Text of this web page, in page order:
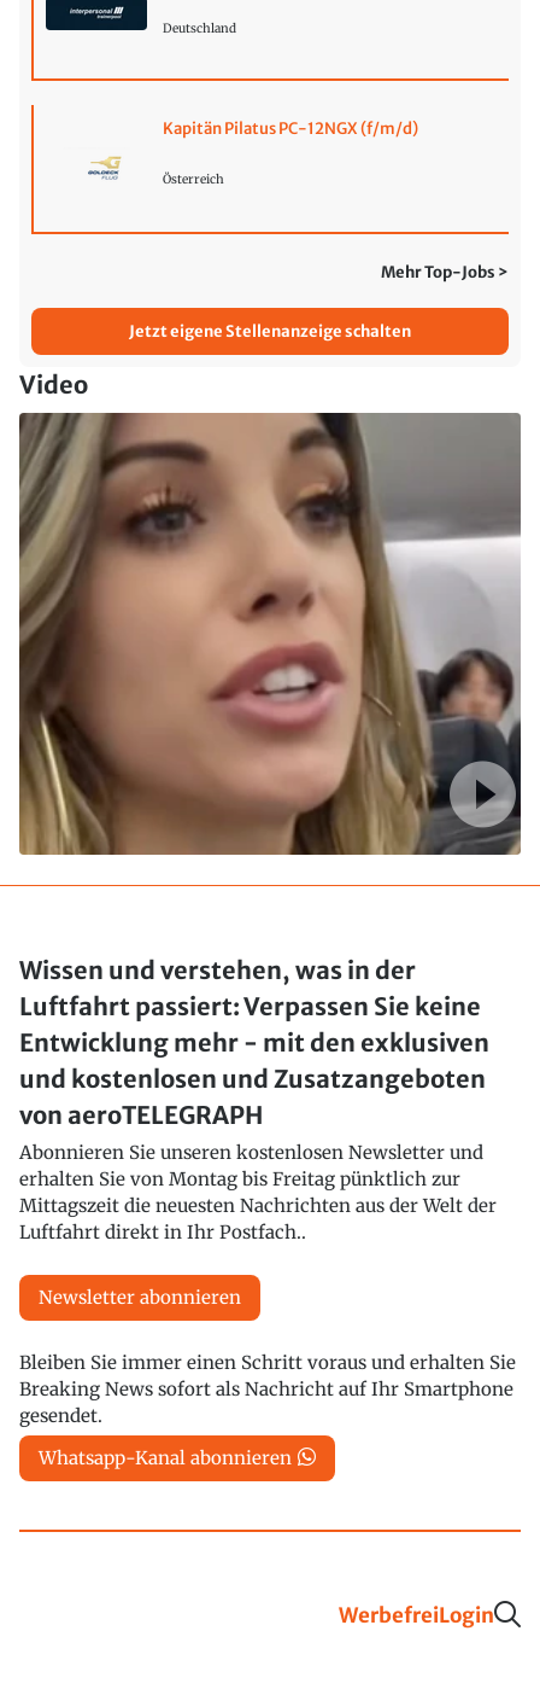
Deutschland
Kapitän Pilatus PC-12NGX (f/m/d)
Österreich
Mehr Top-Jobs >
Jetzt eigene Stellenanzeige schalten
Video
Wissen und verstehen, was in der
Luftfahrt passiert: Verpassen Sie keine
Entwicklung mehr - mit den exklusiven
und kostenlosen und Zusatzangeboten
von aeroTELEGRAPH
Abonnieren Sie unseren kostenlosen Newsletter und
erhalten Sie von Montag bis Freitag pünktlich zur
Mittagszeit die neuesten Nachrichten aus der Welt der
Luftfahrt direkt in Ihr Postfach..
Newsletter abonnieren
Bleiben Sie immer einen Schritt voraus und erhalten Sie
Breaking News sofort als Nachricht auf Ihr Smartphone
gesendet.
Whatsapp-Kanal abonnieren
WerbefreiLogin